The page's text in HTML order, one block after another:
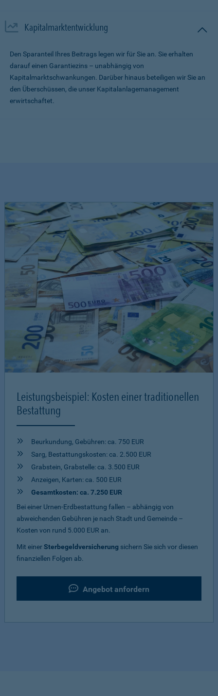
Kapitalmarktentwicklung
Den Sparanteil Ihres Beitrags legen wir für Sie an. Sie erhalten
darauf einen Garantiezins – unabhängig von
Kapitalmarktschwankungen. Darüber hinaus beteiligen wir Sie an
den Überschüssen, die unser Kapitalanlagemanagement
erwirtschaftet.
Leistungsbeispiel: Kosten einer traditionellen
Bestattung
Beurkundung, Gebühren: ca. 750 EUR
Sarg, Bestattungskosten: ca. 2.500 EUR
Grabstein, Grabstelle: ca. 3.500 EUR
Anzeigen, Karten: ca. 500 EUR
Gesamtkosten: ca. 7.250 EUR
Bei einer Urnen-Erdbestattung fallen – abhängig von
abweichenden Gebühren je nach Stadt und Gemeinde –
Kosten von rund 5.000 EUR an.
Mit einerSterbegeldversicherung sichern Sie sich vor diesen
finanziellen Folgen ab.
Angebot anfordern